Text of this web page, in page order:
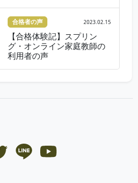
合格者の声 2023.02.15
【合格体験記】スプリン
グ・オンライン家庭教師の
利用者の声